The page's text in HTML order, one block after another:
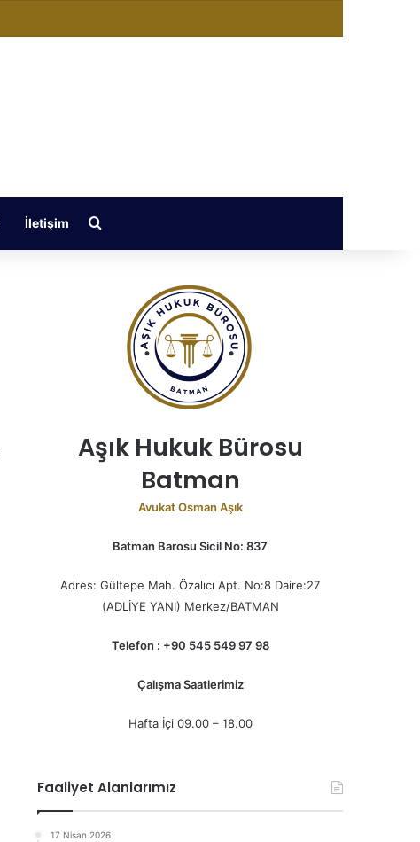
İletişim
Aşık Hukuk Bürosu
Batman
Avukat Osman Aşık
Batman Barosu Sicil No: 837
Adres: Gültepe Mah. Özalıcı Apt. No:8 Daire:27
(ADLİYE YANI) Merkez/BATMAN
Telefon : +90 545 549 97 98
Çalışma Saatlerimiz
Hafta İçi 09.00 – 18.00
Faaliyet Alanlarımız
17 Nisan 2026